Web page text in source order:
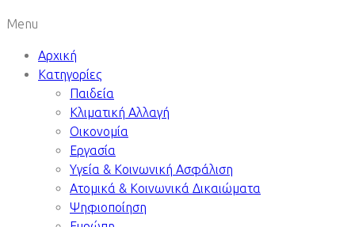
Menu
Αρχική
Κατηγορίες
Παιδεία
Κλιματική Αλλαγή
Οικονομία
Εργασία
Υγεία & Κοινωνική Ασφάλιση
Ατομικά & Κοινωνικά Δικαιώματα
Ψηφιοποίηση